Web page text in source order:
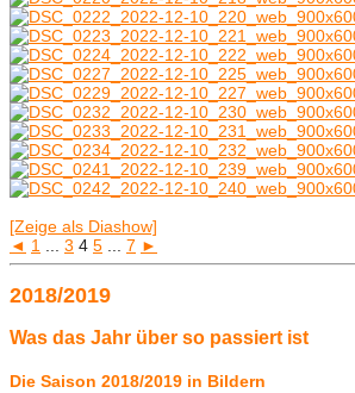
[Zeige als Diashow]
◄ 1 ... 3 4 5 ... 7 ►
2018/2019
Was das Jahr über so passiert ist
Die Saison 2018/2019 in Bildern